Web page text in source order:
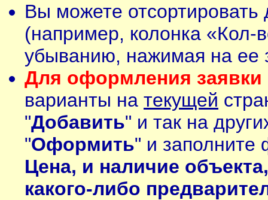
Вы можете
(например, колонка «Кол-
убыванию, нажимая на ее
Для оформления заявки
варианты на текущей
"Добавить" и так на
"Оформить" и заполните
Цена, и наличие
какого-либо